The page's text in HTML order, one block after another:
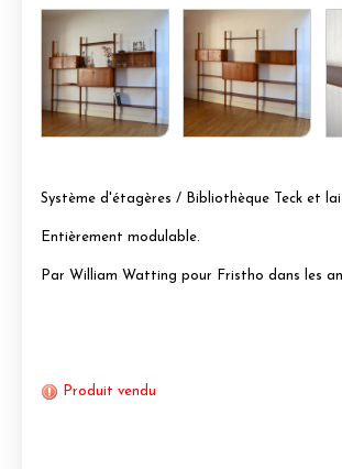
Système d'étagères / Bibliothèque Teck et
Entièrement modulable.
Par William Watting pour Fristho dans les
Produit vendu